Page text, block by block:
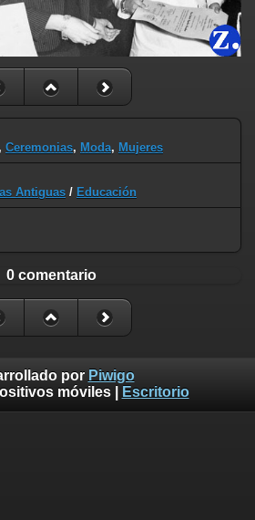
, Ceremonias, Moda, Mujeres
Antiguas / Educación
0 comentario
por Piwigo
móviles| Escritorio